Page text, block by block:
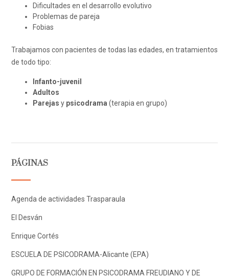
Dificultades en el desarrollo evolutivo
Problemas de pareja
Fobias
Trabajamos con pacientes de todas las edades, en tratamientos
de todo tipo:
Infanto-juvenil
Adultos
Parejas y psicodrama (terapia en grupo)
PÁGINAS
Agenda de actividades Trasparaula
El Desván
Enrique Cortés
ESCUELA DE PSICODRAMA-Alicante (EPA)
GRUPO DE FORMACIÓN EN PSICODRAMA FREUDIANO Y DE